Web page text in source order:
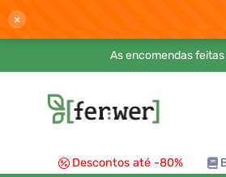
×
As encomendas
Descontos até -80%